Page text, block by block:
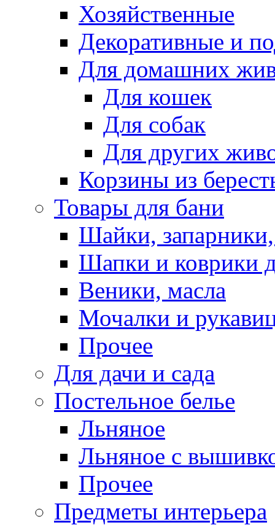
Хозяйственные
Декоративные и
Для домашних
Для кошек
Для собак
Для других
Корзины из
Товары для бани
Шайки,
Шапки и коврики
Веники, масла
Мочалки и
Прочее
Для дачи и сада
Постельное белье
Льняное
Льняное с
Прочее
Предметы интерьера